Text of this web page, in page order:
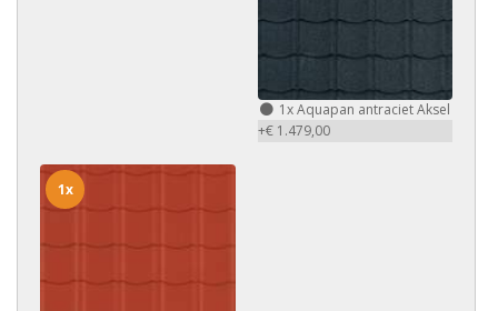
1xAquapan antraciet Aksel
+€ 1.479,00
1x